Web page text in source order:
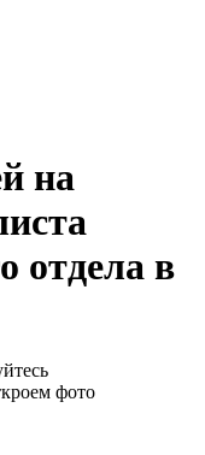
на
отдела в
фото